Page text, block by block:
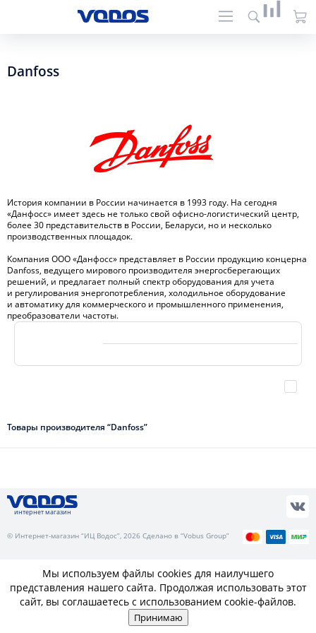
Danfoss
История компании в России начинается в 1993 году. На сегодня
«Данфосс» имеет здесь не только свой офисно-логистический центр,
более 30 представительств в России, Беларуси, но и несколько
производственных площадок.
Компания ООО «Данфосс» представляет в России продукцию концерна
Danfoss, ведущего мирового производителя энергосберегающих
решений, и предлагает полный спектр оборудования для учета
и регулирования энергопотребления, холодильное оборудование
и автоматику для коммерческого и промышленного применения,
преобразователи частоты.
Товары производителя “Danfoss”
интернет магазин
© Интернет-магазин “ИЦ Водос”, 2026 Сделано в “Vobus Group”
Мы используем файлы cookies для наилучшего
представления нашего сайта. Продолжая использовать этот
сайт, вы соглашаетесь с использованием cookie-файлов.
Принимаю